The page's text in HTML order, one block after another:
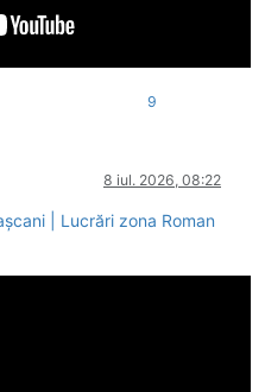
9
8 iul. 2026, 08:22
| Lucrări zona Roman